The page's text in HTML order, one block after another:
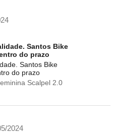
Santos Bike
do prazo
Santos Bike
do prazo
Scalpel 2.0
2024